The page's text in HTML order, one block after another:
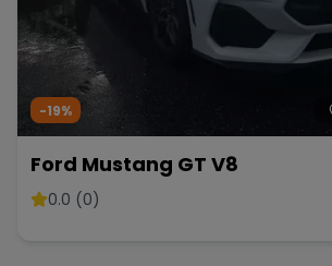
-19%
Ford Mustang GT V8
0.0 (0)